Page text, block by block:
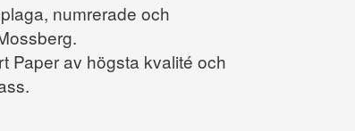
numrerade och
Paper av högsta kvalité och